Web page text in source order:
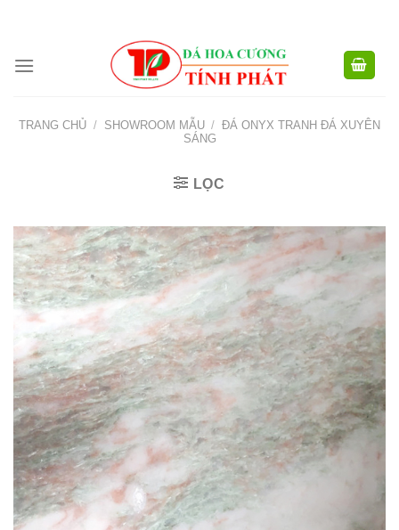
TRANG CHỦ / SHOWROOM MẪU / ĐÁ ONYX TRANH ĐÁ XUYÊN
SÁNG
LỌC